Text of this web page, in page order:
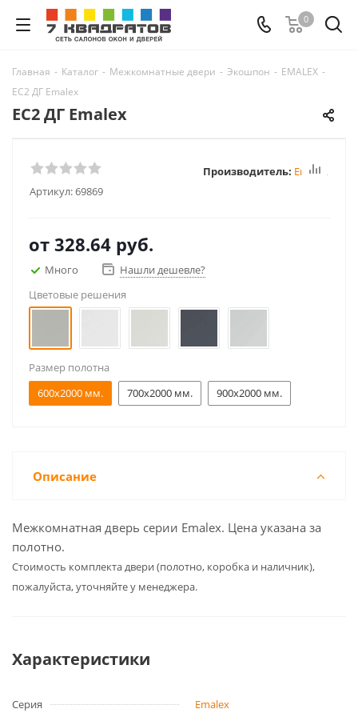
0
Главная - Каталог - Межкомнатные двери - Экошпон - EMALEX -
EC2 ДГ Emalex
EC2 ДГ Emalex
Артикул:69869
Производитель: Emalex
от 328.64 руб.
Много
Нашли дешевле?
Цветовые решения
Размер полотна
600x2000 мм.
700x2000 мм. 900x2000 мм.
Описание
Межкомнатная дверь серии Emalex. Цена указана за
полотно.
Cтоимость комплекта двери (полотно, коробка и наличник),
пожалуйста, уточняйте у менеджера.
Характеристики
Серия
Emalex